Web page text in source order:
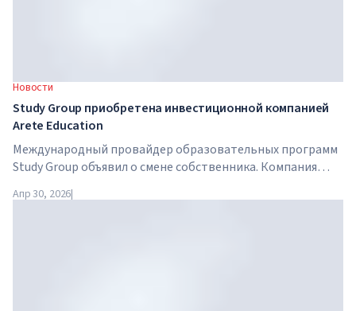
Новости
Study Group приобретена инвестиционной компанией
Arete Education
Международный провайдер образовательных программ
Study Group объявил о смене собственника. Компания
структурой в сфере высшего образования, созданной
Апр 30, 2026|